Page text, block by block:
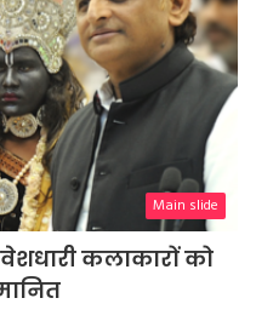
Main slide
कलाकारों को